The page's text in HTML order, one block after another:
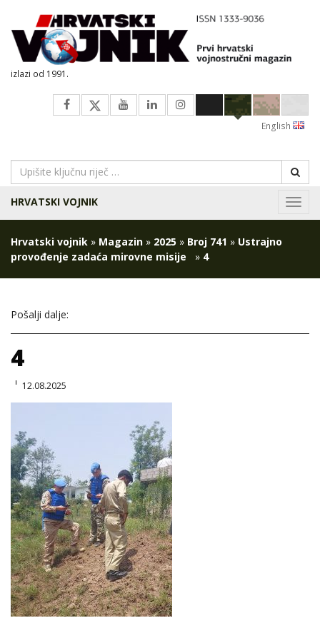
izlazi od 1991.
English
HRVATSKI VOJNIK
Hrvatski vojnik » Magazin » 2025 » Broj 741 » Ustrajno
provođenje zadaća mirovne misije
» 4
Pošalji dalje:
4
12.08.2025